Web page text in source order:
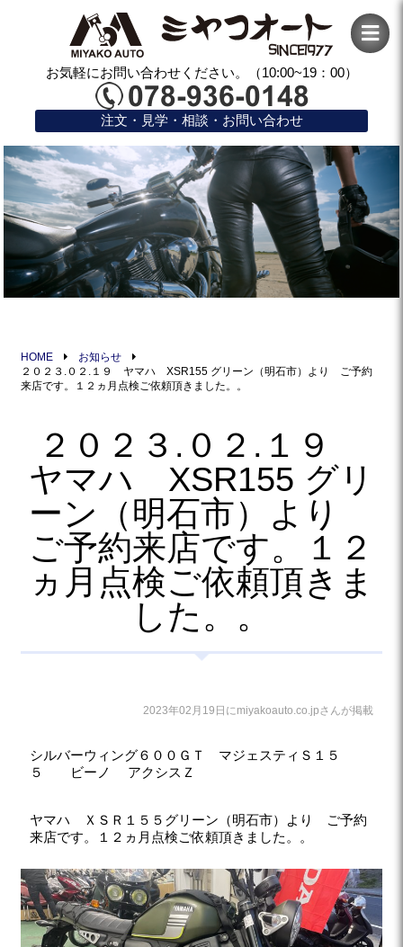
お気軽にお問い合わせください。（10:00~19：00）
注文・見学・相談・お問い合わせ
HOME
お知らせ
２０２３.０２.１９ ヤマハ XSR155 グリーン（明石市）より ご予約
来店です。１２ヵ月点検ご依頼頂きました。。
２０２３.０２.１９
ヤマハ XSR155 グリ
ーン（明石市）より
ご予約来店です。１２
ヵ月点検ご依頼頂きま
した。。
2023年02月19日にmiyakoauto.co.jpさんが掲載
シルバーウィング６００ＧＴ マジェスティＳ１５
５ ビーノ アクシスＺ
ヤマハ ＸＳＲ１５５グリーン（明石市）より ご予約
来店です。１２ヵ月点検ご依頼頂きました。。